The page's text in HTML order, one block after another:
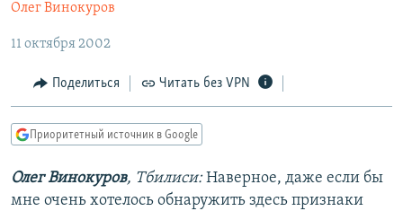
Вернутся
навигации
Вернутся
поиску
МНЕНИЯ
КУЛЬТУРА
IDEL.РЕАЛИИ
СЕВЕР.РЕАЛИИ
СИБИРЬ.РЕАЛИИ
Олег Винокуров
11 октября 2002
Поделиться Читать без VPN
Приоритетный источник в Google
Олег Винокуров, Тбилиси:Наверное, даже если бы
мне очень хотелось обнаружить здесь признаки